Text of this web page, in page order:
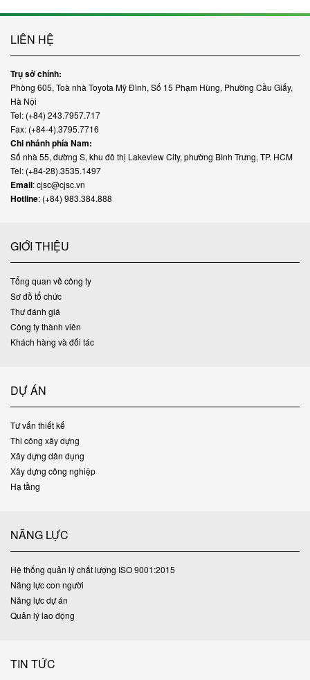
LIÊN HỆ
Trụ sở chính:
Phòng 605, Toà nhà Toyota Mỹ Đình, Số 15 Phạm Hùng, Phường Cầu Giấy,
Hà Nội
Tel: (+84) 243.7957.717
Fax: (+84-4).3795.7716
Chi nhánh phía Nam:
Số nhà 55, đường S, khu đô thị Lakeview City, phường Bình Trưng, TP. HCM
Tel: (+84-28).3535.1497
Email: cjsc@cjsc.vn
Hotline: (+84) 983.384.888
GIỚI THIỆU
Tổng quan về công ty
Sơ đồ tổ chức
Thư đánh giá
Công ty thành viên
Khách hàng và đối tác
DỰ ÁN
Tư vấn thiết kế
Thi công xây dựng
Xây dựng dân dụng
Xây dựng công nghiệp
Hạ tầng
NĂNG LỰC
Hệ thống quản lý chất lượng ISO 9001:2015
Năng lực con người
Năng lực dự án
Quản lý lao động
TIN TỨC